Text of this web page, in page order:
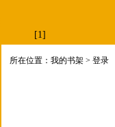
[1]
所在位置：我的书架 > 登录